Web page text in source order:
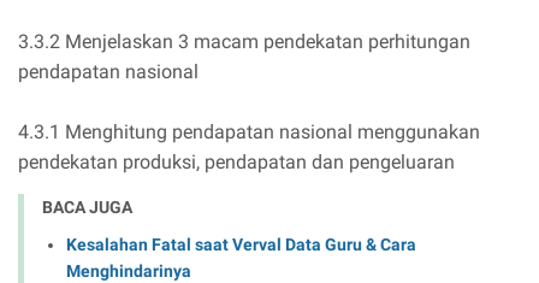
3.3.2 Menjelaskan 3 macam pendekatan perhitungan
pendapatan nasional
4.3.1 Menghitung pendapatan nasional menggunakan
pendekatan produksi, pendapatan dan pengeluaran
BACA JUGA
Kesalahan Fatal saat Verval Data Guru & Cara
Menghindarinya